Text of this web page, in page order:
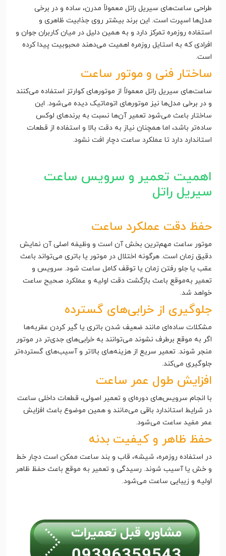
طراحی ساعت‌های سیریل راتل معمولاً مدرن، ساده و در برخی
مدل‌ها اسپرت است. این برند بیشتر روی جذابیت ظاهری و
استفاده روزمره تمرکز دارد و به همین دلیل در میان کاربران جوان و
افرادی که به استایل روزمره اهمیت می‌دهند محبوبیت پیدا کرده
است.
ساختار فنی و موتور ساعت
ساعت‌های سیریل راتل معمولاً از موتورهای کوارتز استفاده می‌کنند
و در برخی مدل‌ها نیز موتورهای اتوماتیک دیده می‌شود. این
ساختار باعث می‌شود تعمیر آن‌ها نسبت به برندهای لوکس
ساده‌تر باشد، اما همچنان نیاز به دقت بالا و استفاده از قطعات
استاندارد دارد تا عملکرد ساعت دچار افت نشود.
اهمیت تعمیر و سرویس ساعت
سیریل راتل
حفظ دقت عملکرد ساعت
موتور ساعت مهم‌ترین بخش آن است و وظیفه اصلی آن نمایش
دقیق زمان است. هرگونه اختلال در موتور یا باتری می‌تواند باعث
عقب یا جلو رفتن زمان یا توقف کامل ساعت شود. سرویس و
تعمیر به‌موقع باعث بازگشت دقت اولیه و عملکرد صحیح ساعت
خواهد شد.
جلوگیری از خرابی‌های گسترده
مشکلات ساده‌ای مانند ضعیف شدن باتری یا گیر کردن عقربه‌ها
اگر به موقع برطرف نشوند می‌توانند به خرابی‌های جدی‌تر در موتور
منجر شوند. تعمیر سریع از هزینه‌های بالاتر و آسیب‌های گسترده‌تر
جلوگیری می‌کند.
افزایش طول عمر ساعت
با انجام سرویس‌های دوره‌ای و تعمیر اصولی، قطعات داخلی ساعت
در شرایط استاندارد باقی می‌مانند و همین موضوع باعث افزایش
عمر مفید ساعت می‌شود.
حفظ ظاهر و کیفیت بدنه
در استفاده روزمره، شیشه، قاب و بند ساعت ممکن است دچار خط
و خش یا آسیب شوند. رسیدگی و تعمیر به موقع باعث حفظ ظاهر
اولیه و زیبایی ساعت می‌شود.